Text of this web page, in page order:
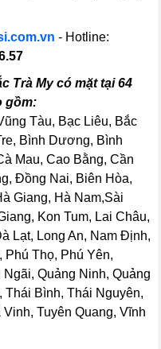
- Hotline:
Trà My có mặt tại 64
gồm:
Tàu, Bạc Liêu, Bắc
Bình Dương, Bình
Mau, Cao Bằng, Cần
Đồng Nai, Biên Hòa,
Giang, Hà Nam,Sài
Kon Tum, Lai Châu,
Lạt, Long An, Nam Định,
Phú Thọ, Phú Yên,
Quảng Ninh, Quảng
Thái Bình, Thái Nguyên,
Tuyên Quang, Vĩnh